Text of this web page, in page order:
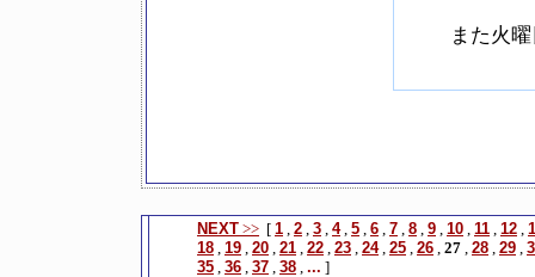
また火
NEXT >> [ 1 , 2 , 3 , 4, 5 , 6 , 7 , 8 , 9 , 10 , 11 , 12 ,
18 , 19 , 20 , 21 , 22 , 23 , 24, 25 , 26 , 27 , 28 , 29 ,
35 , 36 , 37 , 38 , ... ]